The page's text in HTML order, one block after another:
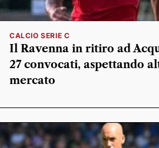
CALCIO SERIE C
Il Ravenna in ritiro ad
27 convocati, aspettando
mercato